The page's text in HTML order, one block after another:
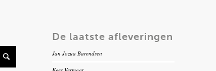
De laatste afleveringen
Jan Jozua Barendsen